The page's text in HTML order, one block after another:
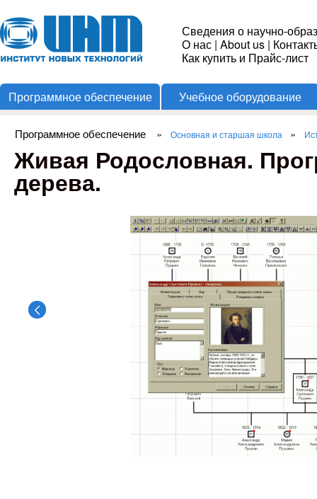
Институт
Новых
Технологий
Сведения о научно-
О нас | About us |
Как купить и Прайс-лист
Программное обеспечение Учебное оборудование
Вы здесь
Программное обеспечение » Основная и старшая школа »
Живая Родословная.
дерева.